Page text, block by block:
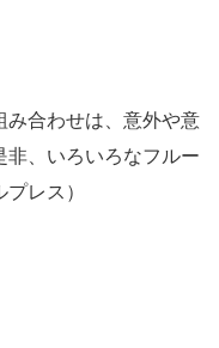
合わせは、意外や意
、いろいろなフルー
レス）